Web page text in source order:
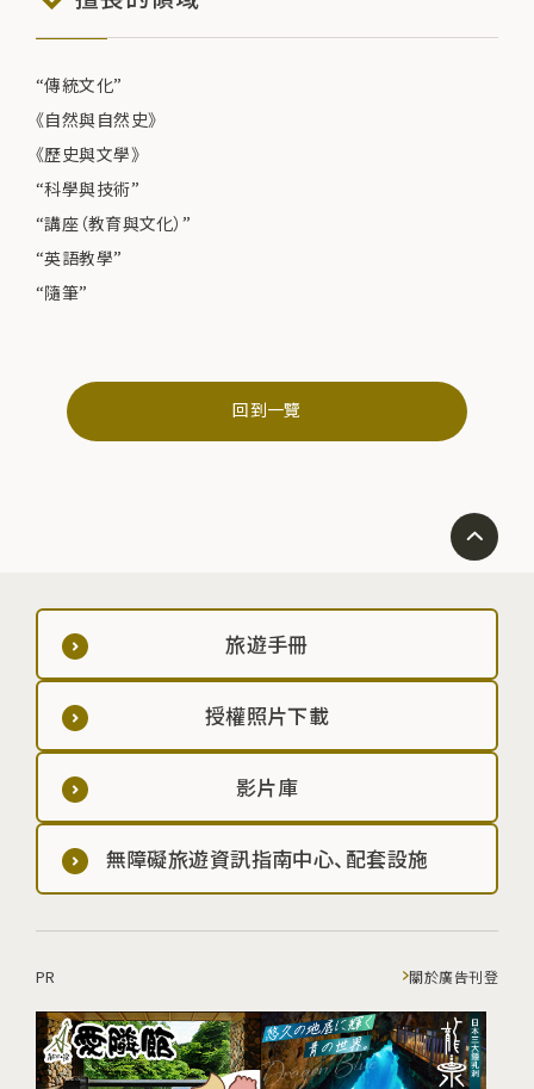
“傳統文化”
《自然與自然史》
《歷史與文學》
“科學與技術”
“講座（教育與文化）”
“英語教學”
“隨筆”
回到一覽
旅遊手冊
授權照片下載
影片庫
無障礙旅遊資訊指南中心、配套設施
PR 關於廣告刊登